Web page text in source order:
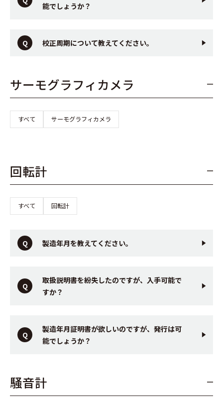
能でしょうか？
校正周期について教えてください。
サーモグラフィカメラ
すべて サーモグラフィカメラ
回転計
すべて 回転計
製造年月を教えてください。
取扱説明書を紛失したのですが、入手可能で
すか？
製造年月証明書が欲しいのですが、発行は可
能でしょうか？
騒音計